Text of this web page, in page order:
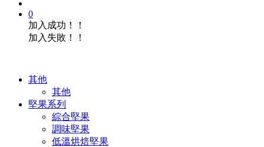
0
加入成功！！
加入失敗！！
其他
其他
堅果系列
綜合堅果
調味堅果
低溫烘焙堅果